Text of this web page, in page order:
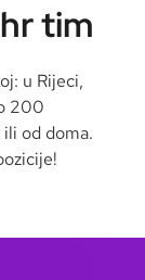
tim
u Rijeci,
200
od doma.